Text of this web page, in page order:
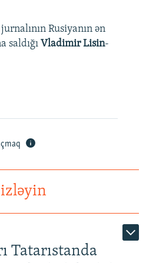
Rusiyanın ən
saldığı Vladimir Lisin-
Tatarıstanda